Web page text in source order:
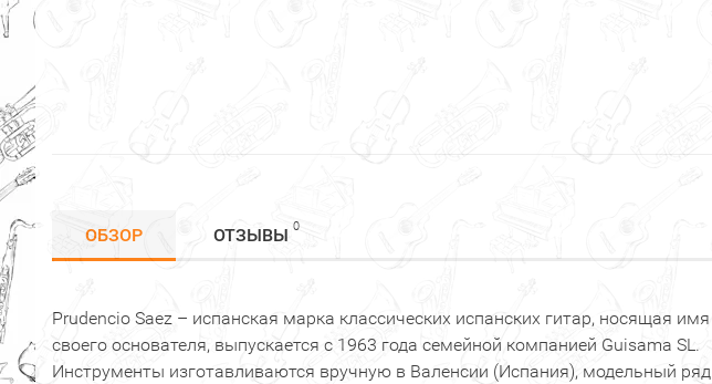
ОБЗОР ОТЗЫВЫ 0
Prudencio Saez – испанская марка классических испанских гитар, носящая имя
своего основателя, выпускается с 1963 года семейной компанией Guisama SL.
Инструменты изготавливаются вручную в Валенсии (Испания), модельный ряд